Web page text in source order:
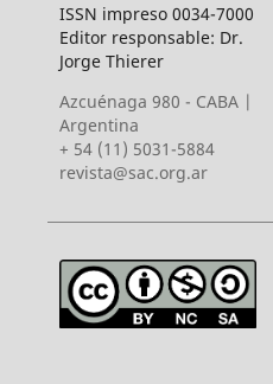
ISSN impreso 0034-7000
Editor responsable: Dr.
Jorge Thierer
Azcuénaga 980 - CABA |
Argentina
+ 54 (11) 5031-5884
revista@sac.org.ar